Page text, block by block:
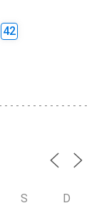
42
S D